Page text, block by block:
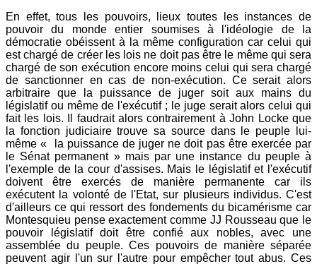
En effet, tous les pouvoirs, lieux toutes les instances de
pouvoir du monde entier soumises à l'idéologie de la
démocratie obéissent à la même configuration car celui qui
est chargé de créer les lois ne doit pas être le même qui sera
chargé de son exécution encore moins celui qui sera chargé
de sanctionner en cas de non-exécution. Ce serait alors
arbitraire que la puissance de juger soit aux mains du
législatif ou même de l'exécutif ; le juge serait alors celui qui
fait les lois. Il faudrait alors contrairement à John Locke que
la fonction judiciaire trouve sa source dans le peuple lui-
même « la puissance de juger ne doit pas être exercée par
le Sénat permanent » mais par une instance du peuple à
l'exemple de la cour d'assises. Mais le législatif et l'exécutif
doivent être exercés de manière permanente car ils
exécutent la volonté de l'Etat, sur plusieurs individus. C'est
d'ailleurs ce qui ressort des fondements du bicamérisme car
Montesquieu pense exactement comme JJ Rousseau que le
pouvoir législatif doit être confié aux nobles, avec une
assemblée du peuple. Ces pouvoirs de manière séparée
peuvent agir l'un sur l'autre pour empêcher tout abus. Ces